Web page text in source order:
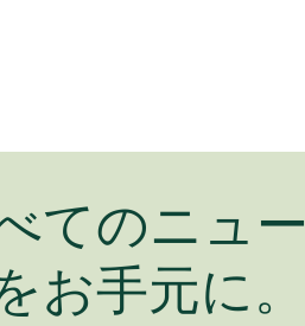
てのニュー
お手元に。